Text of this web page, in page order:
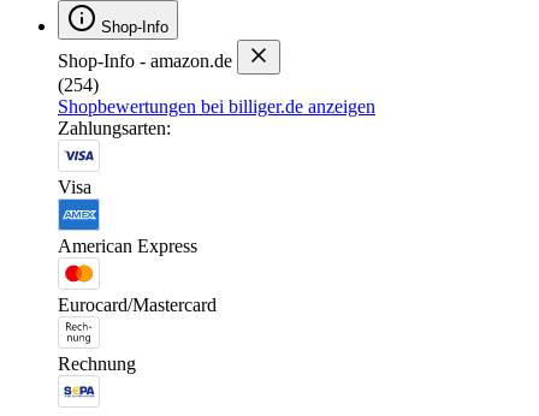
Shop-Info
Shop-Info - amazon.de
(254)
Shopbewertungen bei billiger.de anzeigen
Zahlungsarten:
Visa
American Express
Eurocard/Mastercard
Rechnung